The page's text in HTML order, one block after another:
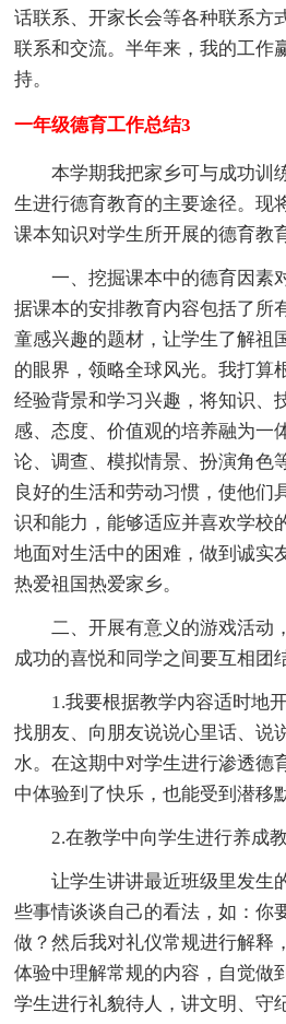
话联系、开家长会等各种联系方
联系和交流。半年来，我的工作
持。
一年级德育工作总结3
本学期我把家乡可与成功训
生进行德育教育的主要途径。现
课本知识对学生所开展的德育教
一、挖掘课本中的德育因素
据课本的安排教育内容包括了所
童感兴趣的题材，让学生了解祖
的眼界，领略全球风光。我打算
经验背景和学习兴趣，将知识、
感、态度、价值观的培养融为一
论、调查、模拟情景、扮演角色
良好的生活和劳动习惯，使他们
识和能力，能够适应并喜欢学校
地面对生活中的困难，做到诚实
热爱祖国热爱家乡。
二、开展有意义的游戏活动
成功的喜悦和同学之间要互相团
1.我要根据教学内容适时地开
找朋友、向朋友说说心里话、说
水。在这期中对学生进行渗透德
中体验到了快乐，也能受到潜移
2.在教学中向学生进行养成
让学生讲讲最近班级里发生
些事情谈谈自己的看法，如：你
做？然后我对礼仪常规进行解释
体验中理解常规的内容，自觉做
学生进行礼貌待人，讲文明、守